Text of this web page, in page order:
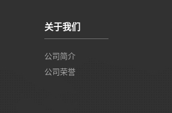
关于我们
公司简介
公司荣誉